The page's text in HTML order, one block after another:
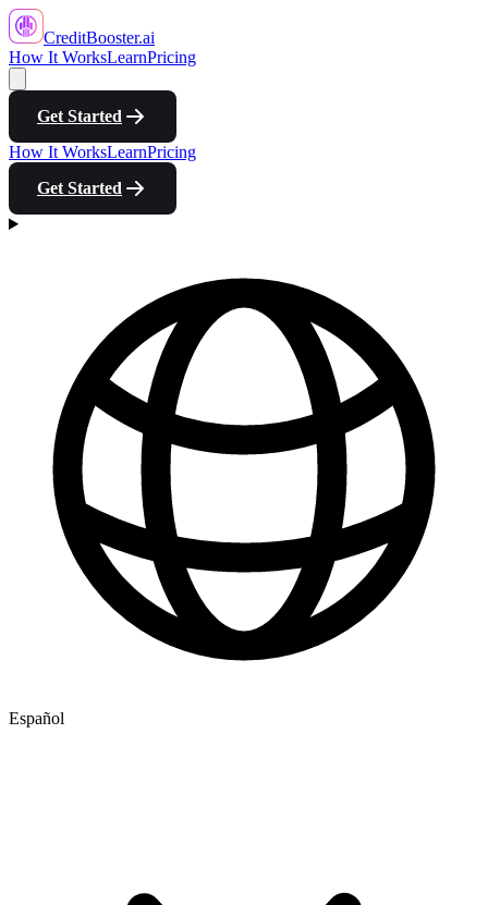
CreditBooster.ai
How It WorksLearnPricing
Get Started
How It WorksLearnPricing
Get Started
Español